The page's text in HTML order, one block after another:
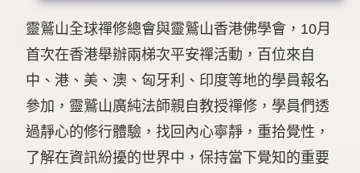
靈鷲山全球禪修總會與靈鷲山香港佛學會，10月
首次在香港舉辦兩梯次平安禪活動，百位來自
中、港、美、澳、匈牙利、印度等地的學員報名
參加，靈鷲山廣純法師親自教授禪修，學員們透
過靜心的修行體驗，找回內心寧靜，重拾覺性，
了解在資訊紛擾的世界中，保持當下覺知的重要